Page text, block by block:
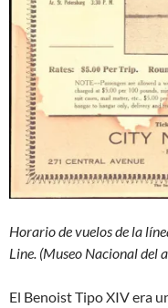
Horario de vuelos de la
Line. (Museo Nacional del
El Benoist Tipo XIV era